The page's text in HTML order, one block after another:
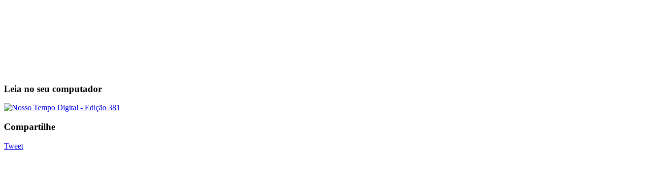
Leia no seu computador
Compartilhe
Tweet